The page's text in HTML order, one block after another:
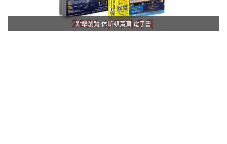
點擊瀏覽 休斯頓黃頁 電子書